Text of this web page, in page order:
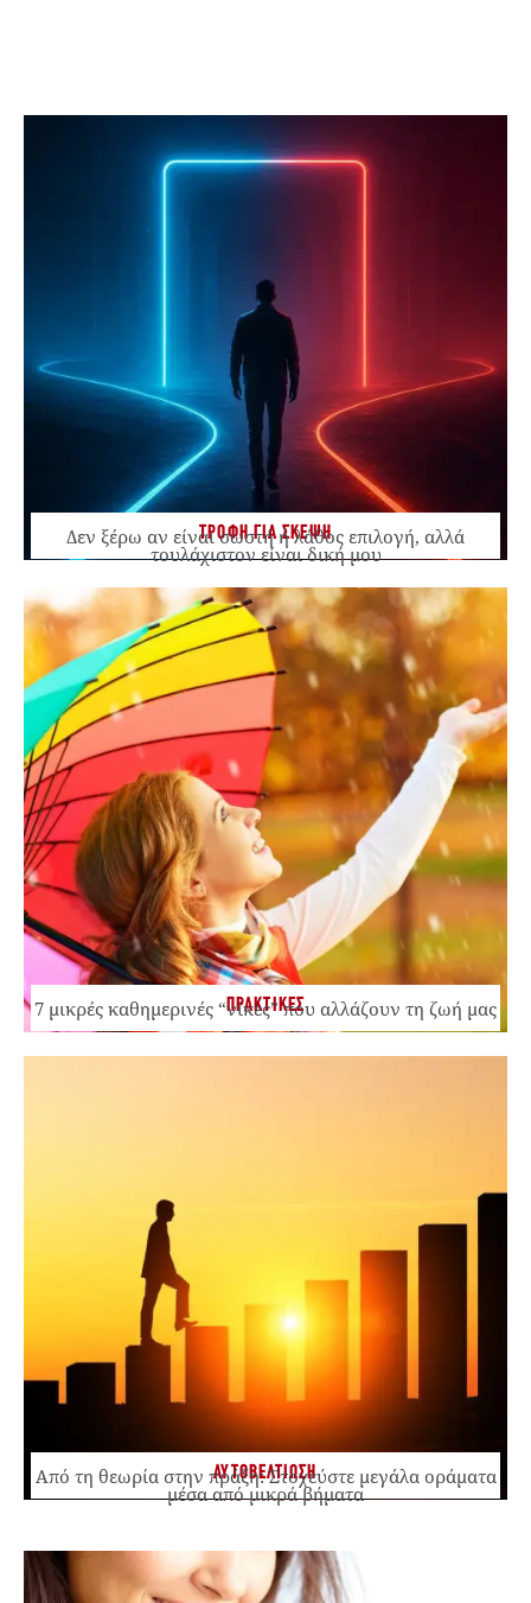
ΤΡΟΦΗ ΓΙΑ ΣΚΕΨΗ
Δεν ξέρω αν είναι σωστή ή λάθος επιλογή, αλλά
τουλάχιστον είναι δική μου
ΠΡΑΚΤΙΚΕΣ
7 μικρές καθημερινές “νίκες” που αλλάζουν τη ζωή μας
ΑΥΤΟΒΕΛΤΙΩΣΗ
Από τη θεωρία στην πράξη: Στοχεύστε μεγάλα οράματα
μέσα από μικρά βήματα